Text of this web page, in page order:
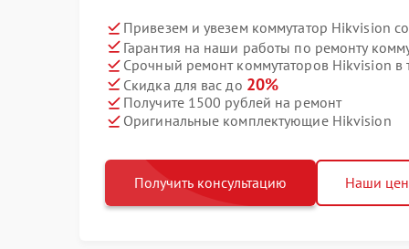
Привезем и увезем коммутатор Hikvision
Гарантия на наши работы по ремонту
Срочный ремонт коммутаторов Hikvision в
Скидка для вас до 20%
Получите 1500 рублей на ремонт
Оригинальные комплектующие Hikvision
Получить консультацию Наши